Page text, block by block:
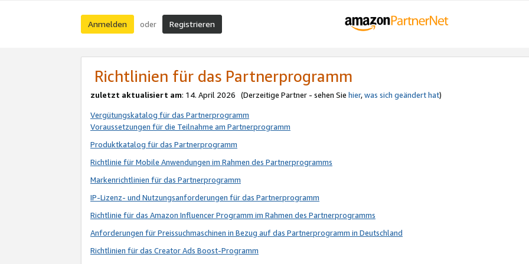
Anmelden oder Registrieren
Richtlinien für das Partnerprogramm
zuletzt aktualisiert am: 14. April 2026 (Derzeitige Partner - sehen Sie hier,was sich geändert hat)
Vergütungskatalog für das Partnerprogramm
Voraussetzungen für die Teilnahme am Partnerprogramm
Produktkatalog für das Partnerprogramm
Richtlinie für Mobile Anwendungen im Rahmen des Partnerprogramms
Markenrichtlinien für das Partnerprogramm
IP-Lizenz- und Nutzungsanforderungen für das Partnerprogramm
Richtlinie für das Amazon Influencer Programm im Rahmen des Partnerprogramms
Anforderungen für Preissuchmaschinen in Bezug auf das Partnerprogramm in Deutschland
Richtlinien für das Creator Ads Boost-Programm